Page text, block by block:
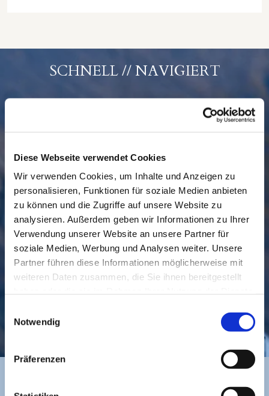
Diese Webseite verwendet Cookies
Wir verwenden Cookies, um Inhalte und Anzeigen zu
personalisieren, Funktionen für soziale Medien anbieten
zu können und die Zugriffe auf unsere Website zu
analysieren. Außerdem geben wir Informationen zu Ihrer
Verwendung unserer Website an unsere Partner für
soziale Medien, Werbung und Analysen weiter. Unsere
Partner führen diese Informationen möglicherweise mit
weiteren Daten zusammen, die Sie ihnen bereitgestellt
Notwendig
Präferenzen
SCHNELL // NAVIGIERT
GEMEINDE BESUCHEN